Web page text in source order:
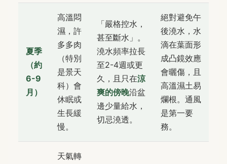
夏季
（約
6-9
月）
高溫悶
濕，許
多多肉
（特別
是景天
科）會
休眠或
生長緩
慢。
「嚴格控水，
甚至斷水」。
澆水頻率拉長
至2-4週或更
久，且只在涼
爽的傍晚沿盆
邊少量給水，
切忌澆透。
絕對避免午
後澆水，水
滴在葉面形
成凸鏡效應
會曬傷，且
高溫濕土易
爛根。通風
是第一要
務。
天氣轉